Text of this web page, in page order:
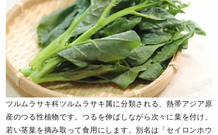
ツルムラサキ科ツルムラサキ属に分類される、熱帯アジア原
産のつる性植物です。つるを伸ばしながら次々に葉を付け、
若い茎葉を摘み取って食用にします。別名は「セイロンホウ